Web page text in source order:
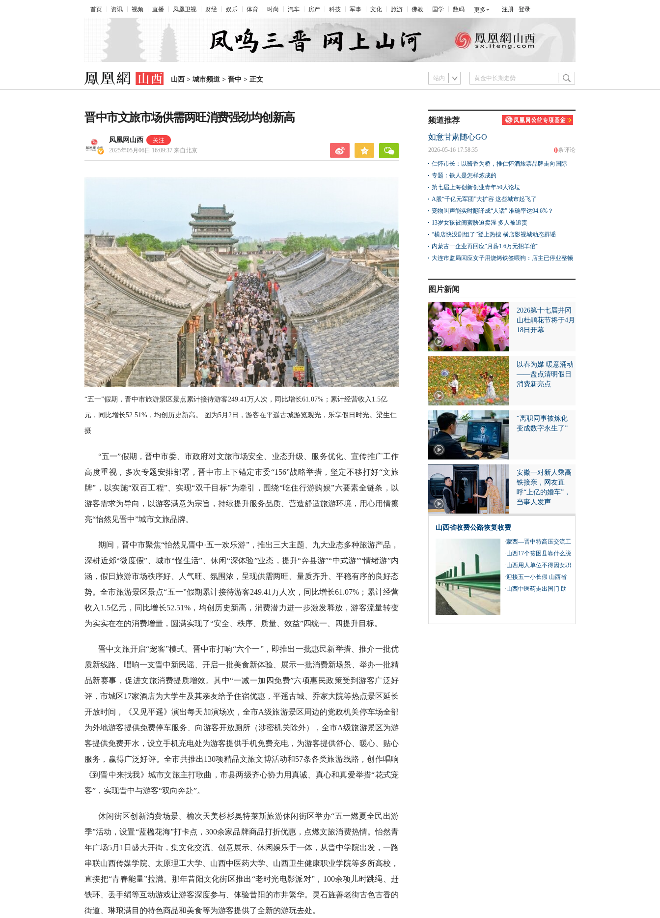
首页 资讯 视频 直播 凤凰卫视 财经 娱乐 体育 时尚 汽车 房产 科技 军事 文化 旅游 佛教 国学 数码 更多 注册 登录
山西 > 城市频道 > 晋中 > 正文 站内
晋中市文旅市场供需两旺消费强劲均创新高
凤凰网山西
2025年05月06日 16:09:37 来自北京
“五一”假期，晋中市旅游景区景点累计接待游客249.41万人次，同比增长61.07%；累计经营收入1.5亿
元，同比增长52.51%，均创历史新高。 图为5月2日，游客在平遥古城游览观光，乐享假日时光。梁生仁
摄
“五一”假期，晋中市委、市政府对文旅市场安全、业态升级、服务优化、宣传推广工作
高度重视，多次专题安排部署，晋中市上下锚定市委“156”战略举措，坚定不移打好“文旅
牌”，以实施“双百工程”、实现“双千目标”为牵引，围绕“吃住行游购娱”六要素全链条，以
游客需求为导向，以游客满意为宗旨，持续提升服务品质、营造舒适旅游环境，用心用情擦
亮“怡然见晋中”城市文旅品牌。
期间，晋中市聚焦“怡然见晋中·五一欢乐游”，推出三大主题、九大业态多种旅游产品，
深耕近郊“微度假”、城市“慢生活”、休闲“深体验”业态，提升“奔县游”“中式游”“情绪游”内
涵，假日旅游市场秩序好、人气旺、氛围浓，呈现供需两旺、量质齐升、平稳有序的良好态
势。全市旅游景区景点“五一”假期累计接待游客249.41万人次，同比增长61.07%；累计经营
收入1.5亿元，同比增长52.51%，均创历史新高，消费潜力进一步激发释放，游客流量转变
为实实在在的消费增量，圆满实现了“安全、秩序、质量、效益”四统一、四提升目标。
晋中文旅开启“宠客”模式。晋中市打响“六个一”，即推出一批惠民新举措、推介一批优
质新线路、唱响一支晋中新民谣、开启一批美食新体验、展示一批消费新场景、举办一批精
品新赛事，促进文旅消费提质增效。其中“一减一加四免费”六项惠民政策受到游客广泛好
评，市城区17家酒店为大学生及其亲友给予住宿优惠，平遥古城、乔家大院等热点景区延长
开放时间，《又见平遥》演出每天加演场次，全市A级旅游景区周边的党政机关停车场全部
为外地游客提供免费停车服务、向游客开放厕所（涉密机关除外），全市A级旅游景区为游
客提供免费开水，设立手机充电处为游客提供手机免费充电，为游客提供舒心、暖心、贴心
服务，赢得广泛好评。全市共推出130项精品文旅文博活动和57条各类旅游线路，创作唱响
《到晋中来找我》城市文旅主打歌曲，市县两级齐心协力用真诚、真心和真爱举措“花式宠
客”，实现晋中与游客“双向奔赴”。
休闲街区创新消费场景。榆次天美杉杉奥特莱斯旅游休闲街区举办“五一燃夏全民出游
季”活动，设置“蓝楹花海”打卡点，300余家品牌商品打折优惠，点燃文旅消费热情。怡然青
年广场5月1日盛大开街，集文化交流、创意展示、休闲娱乐于一体，从晋中学院出发，一路
串联山西传媒学院、太原理工大学、山西中医药大学、山西卫生健康职业学院等多所高校，
直接把“青春能量”拉满。那年昔阳文化街区推出“老时光电影派对”，100余项儿时跳绳、赶
铁环、丢手绢等互动游戏让游客深度参与、体验昔阳的市井繁华。灵石旌善老街古色古香的
街道、琳琅满目的特色商品和美食等为游客提供了全新的游玩去处。
频道推荐
如意甘肃随心GO
0条评论
2026-05-16 17:58:35
仁怀市长：以酱香为桥，推仁怀酒旅票品牌走向国际
专题：铁人是怎样炼成的
第七届上海创新创业青年50人论坛
A股“千亿元军团”大扩容 这些城市起飞了
宠物叫声能实时翻译成“人话” 准确率达94.6%？
13岁女孩被闺蜜胁迫卖淫 多人被追责
“横店快没剧组了”登上热搜 横店影视城动态辟谣
内蒙古一企业再回应“月薪1.6万元招羊倌”
大连市监局回应女子用烧烤铁签喂狗：店主已停业整顿
图片新闻
2026第十七届井冈
山杜鹃花节将于4月
18日开幕
以春为媒 暖意涌动
——盘点清明假日
消费新亮点
“离职同事被炼化
变成数字永生了”
安徽一对新人乘高
铁接亲，网友直
呼“上亿的婚车”，
当事人发声
山西省收费公路恢复收费
·蒙西—晋中特高压交流工
程线路工程跨越黄河
·山西17个贫困县靠什么脱
贫摘帽？
·山西用人单位不得因女职
工怀孕、生育、哺乳而予
以辞退
·迎接五一小长假 山西省
组织开展系列文化旅游活
·山西中医药走出国门 助